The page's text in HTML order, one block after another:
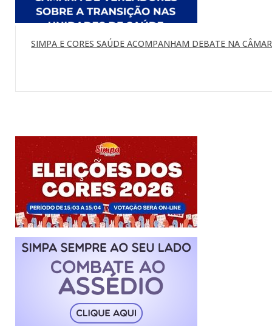
SIMPA E CORES SAÚDE ACOMPANHAM DEBATE NA